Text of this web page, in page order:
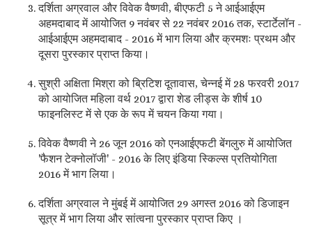
दर्शिता अग्रवाल और विवेक वैष्णवी, बीएफटी 5 ने आईआईएम
अहमदाबाद में आयोजित 9 नवंबर से 22 नवंबर 2016 तक, स्टार्टेलॉन -
आईआईएम अहमदाबाद - 2016 में भाग लिया और क्रमशः प्रथम और
दूसरा पुरस्कार प्राप्त किया।
सुश्री अक्षिता मिश्रा को ब्रिटिश दूतावास, चेन्नई में 28 फरवरी 2017
को आयोजित महिला वर्थ 2017 द्वारा शेड लीड्स के शीर्ष 10
फाइनलिस्ट में से एक के रूप में चयन किया गया।
विवेक वैष्णवी ने 26 जून 2016 को एनआईएफटी बेंगलुरु में आयोजित
'फैशन टेक्नोलॉजी' - 2016 के लिए इंडिया स्किल्स प्रतियोगिता
2016 में भाग लिया।
दर्शिता अग्रवाल ने मुंबई में आयोजित 29 अगस्त 2016 को डिजाइन
सूत्र में भाग लिया और सांत्वना पुरस्कार प्राप्त किए ।